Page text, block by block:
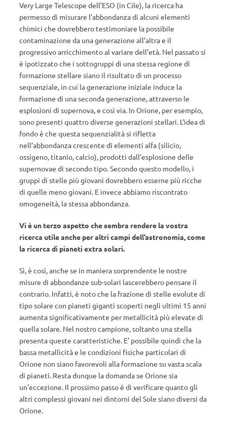
Very Large Telescope dell’ESO (in Cile), la ricerca ha
permesso di misurare l’abbondanza di alcuni elementi
chimici che dovrebbero testimoniare la possibile
contaminazione da una generazione all’altra e il
progressivo arricchimento al variare dell’età. Nel passato si
è ipotizzato che i sottogruppi di una stessa regione di
formazione stellare siano il risultato di un processo
sequenziale, in cui la generazione iniziale induce la
formazione di una seconda generazione, attraverso le
esplosioni di supernova, e così via. In Orione, per esempio,
sono presenti quattro diverse generazioni stellari. L’idea di
fondo è che questa sequenzialità si rifletta
nell’abbondanza crescente di elementi alfa (silicio,
ossigeno, titanio, calcio), prodotti dall’esplosione delle
supernovae di secondo tipo. Secondo questo modello, i
gruppi di stelle più giovani dovrebbero esserne più ricche
di quelle meno giovani. E invece abbiamo riscontrato
omogeneità, la stessa abbondanza.
Vi è un terzo aspetto che sembra rendere la vostra
ricerca utile anche per altri campi dell’astronomia, come
la ricerca di pianeti extra solari.
Sì, è così, anche se in maniera sorprendente le nostre
misure di abbondanze sub-solari lascerebbero pensare il
contrario. Infatti, è noto che la frazione di stelle evolute di
tipo solare con pianeti giganti scoperti negli ultimi 15 anni
aumenta significativamente per metallicità più elevate di
quella solare. Nel nostro campione, soltanto una stella
presenta queste caratteristiche. E’ possibile quindi che la
bassa metallicità e le condizioni fisiche particolari di
Orione non siano favorevoli alla formazione su vasta scala
di pianeti. Resta dunque la domanda se Orione sia
un’eccezione. Il prossimo passo è di verificare quanto gli
altri complessi giovani nei dintorni del Sole siano diversi da
Orione.